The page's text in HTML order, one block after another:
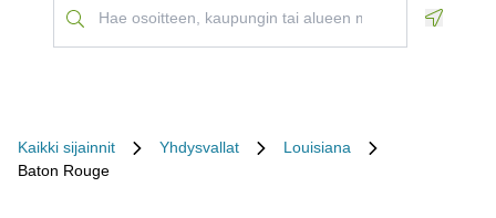
Kaikki sijainnit Yhdysvallat
Louisiana
Baton Rouge